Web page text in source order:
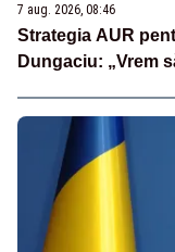
7 aug. 2026, 08:46
Strategia AUR
Dungaciu: „Vrem